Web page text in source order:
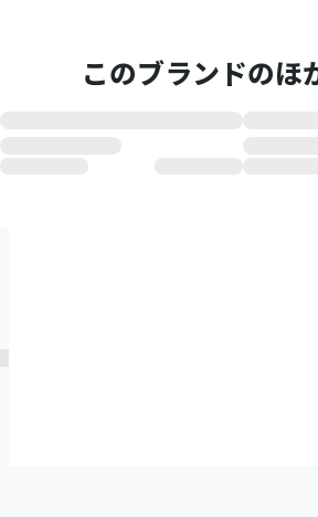
このブランドのほ